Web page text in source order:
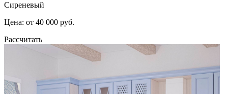
Сиреневый
Цена: от 40 000 руб.
Рассчитать